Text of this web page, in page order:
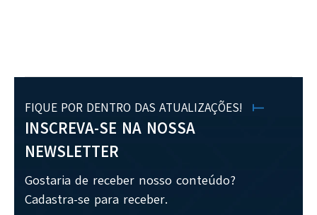
FIQUE POR DENTRO DAS ATUALIZAÇÕES!
INSCREVA-SE NA NOSSA
NEWSLETTER
Gostaria de receber nosso conteúdo?
Cadastra-se para receber.